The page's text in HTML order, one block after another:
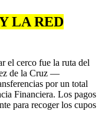
LA RED
el cerco fue la ruta del
de la Cruz —
por un total
Financiera. Los pagos
para recoger los cupos